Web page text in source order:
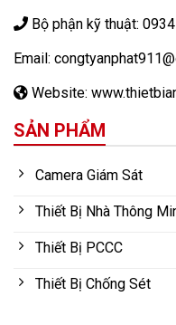
Bộ phận kỹ thuật:
Email:
Website:
SẢN PHẨM
Camera Giám Sát
Thiết Bị Nhà Thông
Thiết Bị PCCC
Thiết Bị Chống Sét